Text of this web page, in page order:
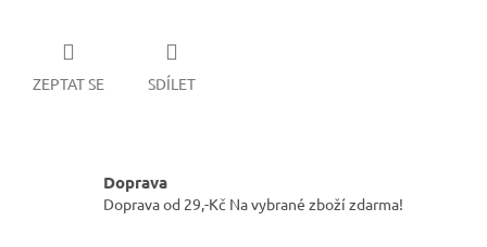
ZEPTAT SE SDÍLET
Doprava
Doprava od 29,-Kč Na vybrané zboží zdarma!